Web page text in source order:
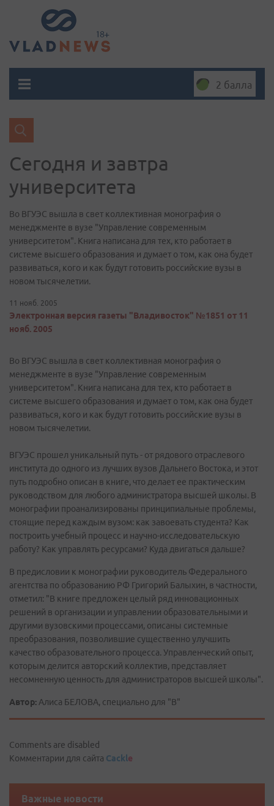
2 балла
Сегодня и завтра
университета
Во ВГУЭС вышла в свет коллективная монография о
менеджменте в вузе "Управление современным
университетом". Книга написана для тех, кто работает в
системе высшего образования и думает о том, как она будет
развиваться, кого и как будут готовить российские вузы в
новом тысячелетии.
11 нояб. 2005
Электронная версия газеты "Владивосток" №1851 от 11
нояб. 2005
Во ВГУЭС вышла в свет коллективная монография о
менеджменте в вузе "Управление современным
университетом". Книга написана для тех, кто работает в
системе высшего образования и думает о том, как она будет
развиваться, кого и как будут готовить российские вузы в
новом тысячелетии.
ВГУЭС прошел уникальный путь - от рядового отраслевого
института до одного из лучших вузов Дальнего Востока, и этот
путь подробно описан в книге, что делает ее практическим
руководством для любого администратора высшей школы. В
монографии проанализированы принципиальные проблемы,
стоящие перед каждым вузом: как завоевать студента? Как
построить учебный процесс и научно-исследовательскую
работу? Как управлять ресурсами? Куда двигаться дальше?
В предисловии к монографии руководитель Федерального
агентства по образованию РФ Григорий Балыхин, в частности,
отметил: "В книге предложен целый ряд инновационных
решений в организации и управлении образовательными и
другими вузовскими процессами, описаны системные
преобразования, позволившие существенно улучшить
качество образовательного процесса. Управленческий опыт,
которым делится авторский коллектив, представляет
несомненную ценность для администраторов высшей школы".
Автор: Алиса БЕЛОВА, специально для "В"
Comments are disabled
Комментарии для сайта Cackle
Важные новости